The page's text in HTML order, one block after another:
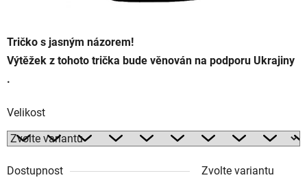
Tričko s jasným názorem!
Výtěžek z tohoto trička bude věnován na podporu Ukrajiny
.
Velikost
Dostupnost Zvolte variantu